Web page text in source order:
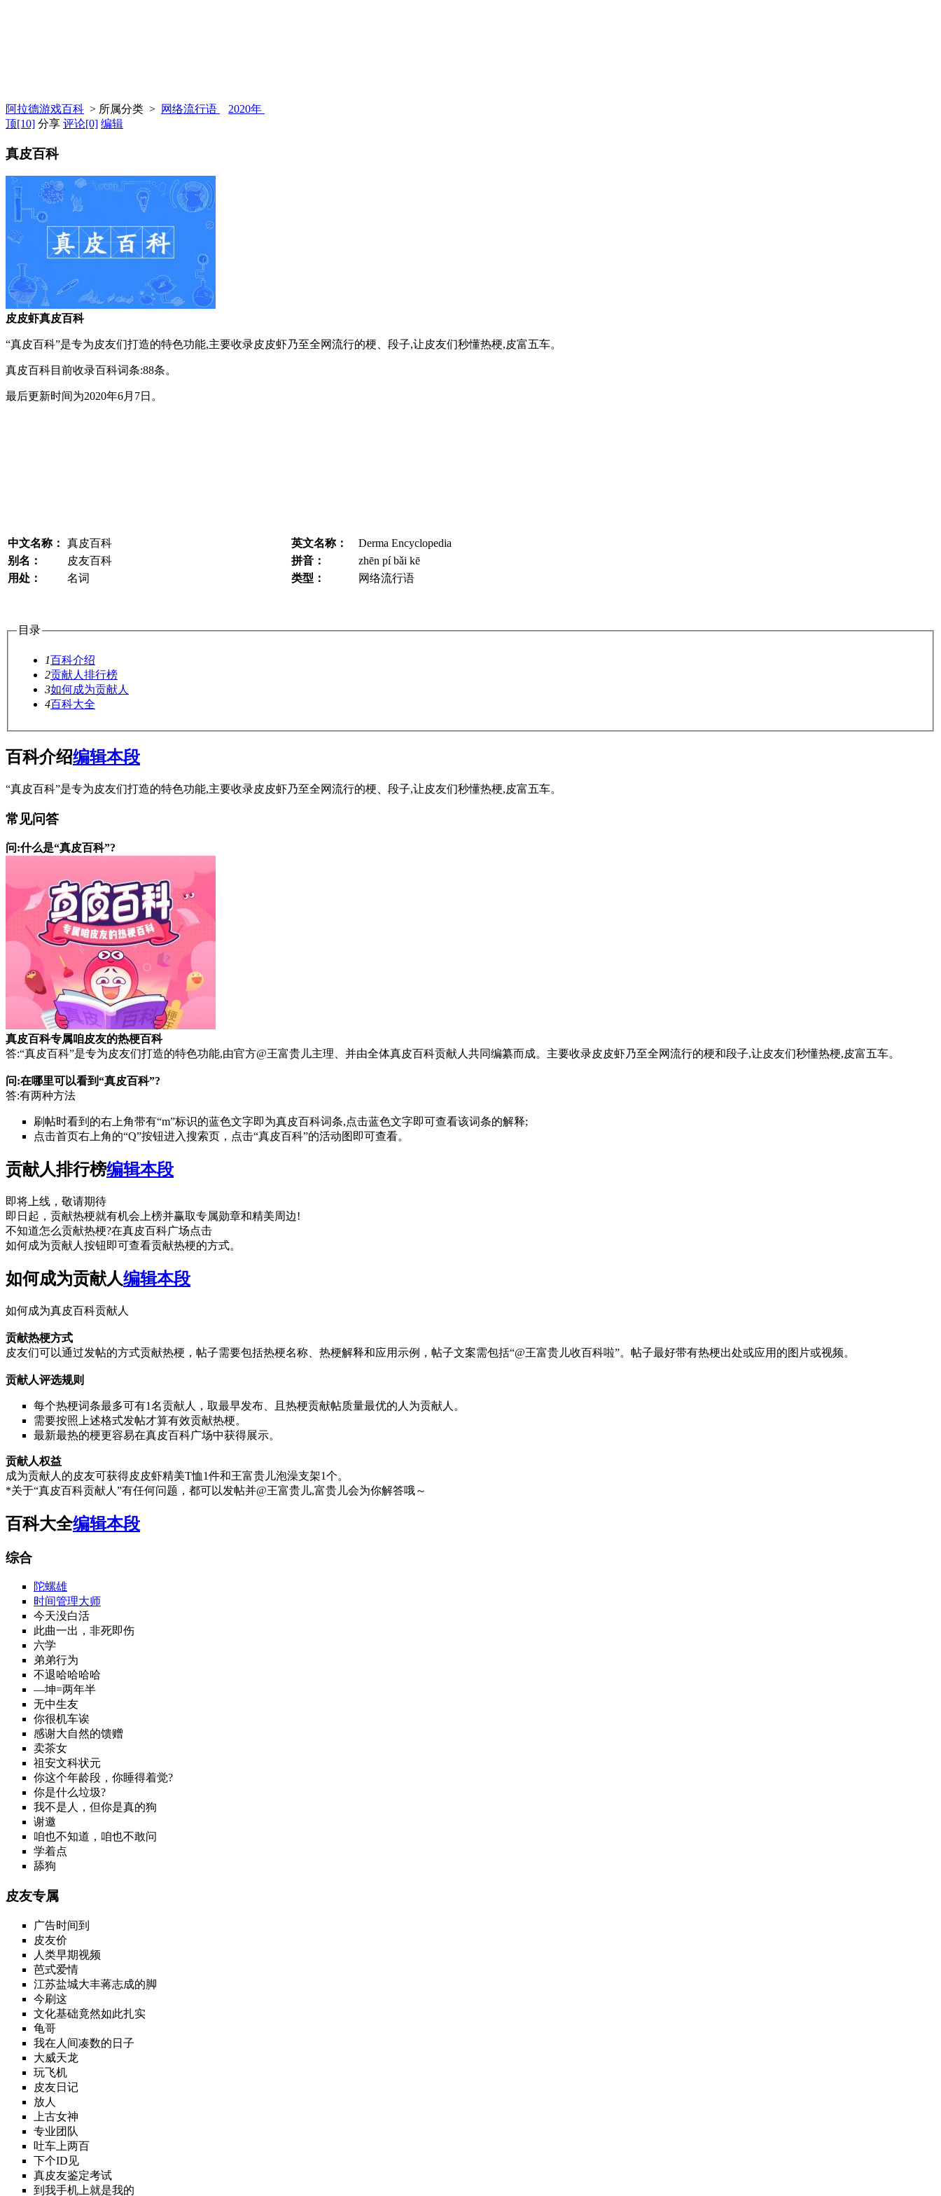
阿拉德游戏百科 > 所属分类 > 网络流行语
2020年
顶[10] 分享 评论[0] 编辑
真皮百科
皮皮虾真皮百科
“真皮百科”是专为皮友们打造的特色功能,主要收录皮皮虾乃至全网流行的梗、段子,让皮友们秒懂热梗,皮富五车。
真皮百科目前收录百科词条:88条。
最后更新时间为2020年6月7日。
中文名称： 真皮百科 英文名称：
Derma Encyclopedia
别名：
​皮友百科 拼音：
​​zhēn pí bǎi kē
用处：
​名词 类型： 网络流行语
目录
1百科介绍
2贡献人排行榜
3如何成为贡献人
4百科大全
百科介绍编辑本段
“真皮百科”是专为皮友们打造的特色功能,主要收录皮皮虾乃至全网流行的梗、段子,让皮友们秒懂热梗,皮富五车。
常见问答
问:什么是“真皮百科”?
真皮百科专属咱皮友的热梗百科
答:“真皮百科”是专为皮友们打造的特色功能,由官方@王富贵儿主理、并由全体真皮百科贡献人共同编纂而成。主要收录皮皮虾乃至全网流行的梗和段子,让皮友们秒懂热梗,皮富五车。
问:在哪里可以看到“真皮百科”?
答:有两种方法
刷帖时看到的右上角带有“m”标识的蓝色文字即为真皮百科词条,点击蓝色文字即可查看该词条的解释;
点击首页右上角的“Q”按钮进入搜索页，点击“真皮百科”的活动图即可查看。
贡献人排行榜编辑本段
即将上线，敬请期待
即日起，贡献热梗就有机会上榜并赢取专属勋章和精美周边!
不知道怎么贡献热梗?在真皮百科广场点击
如何成为贡献人按钮即可查看贡献热梗的方式。
如何成为贡献人编辑本段
如何成为真皮百科贡献人
贡献热梗方式
皮友们可以通过发帖的方式贡献热梗，帖子需要包括热梗名称、热梗解释和应用示例，帖子文案需包括“@王富贵儿收百科啦”。帖子最好带有热梗出处或应用的图片或视频。
贡献人评选规则
每个热梗词条最多可有1名贡献人，取最早发布、且热梗贡献帖质量最优的人为贡献人。
需要按照上述格式发帖才算有效贡献热梗。
最新最热的梗更容易在真皮百科广场中获得展示。
贡献人权益
成为贡献人的皮友可获得皮皮虾精美T恤1件和王富贵儿泡澡支架1个。
*关于“真皮百科贡献人”有任何问题，都可以发帖并@王富贵儿,富贵儿会为你解答哦～
百科大全编辑本段
综合
陀螺雄
时间管理大师
今天没白活
此曲一出，非死即伤
六学
弟弟行为
不退哈哈哈哈
—坤=两年半
无中生友
你很机车诶
感谢大自然的馈赠
卖茶女
祖安文科状元
你这个年龄段，你睡得着觉?
你是什么垃圾?
我不是人，但你是真的狗
谢邀
咱也不知道，咱也不敢问
学着点
舔狗
皮友专属
广告时间到
皮友价
人类早期视频
芭式爱情
江苏盐城大丰蒋志成的脚
今刷这
文化基础竟然如此扎实
龟哥
我在人间凑数的日子
大威天龙
玩飞机
皮友日记
放人
上古女神
专业团队
吐车上两百
下个ID见
真皮友鉴定考试
到我手机上就是我的